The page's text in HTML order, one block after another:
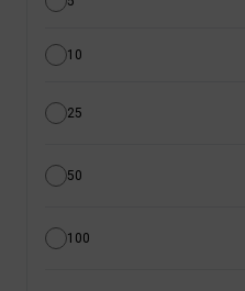
10
25
50
100